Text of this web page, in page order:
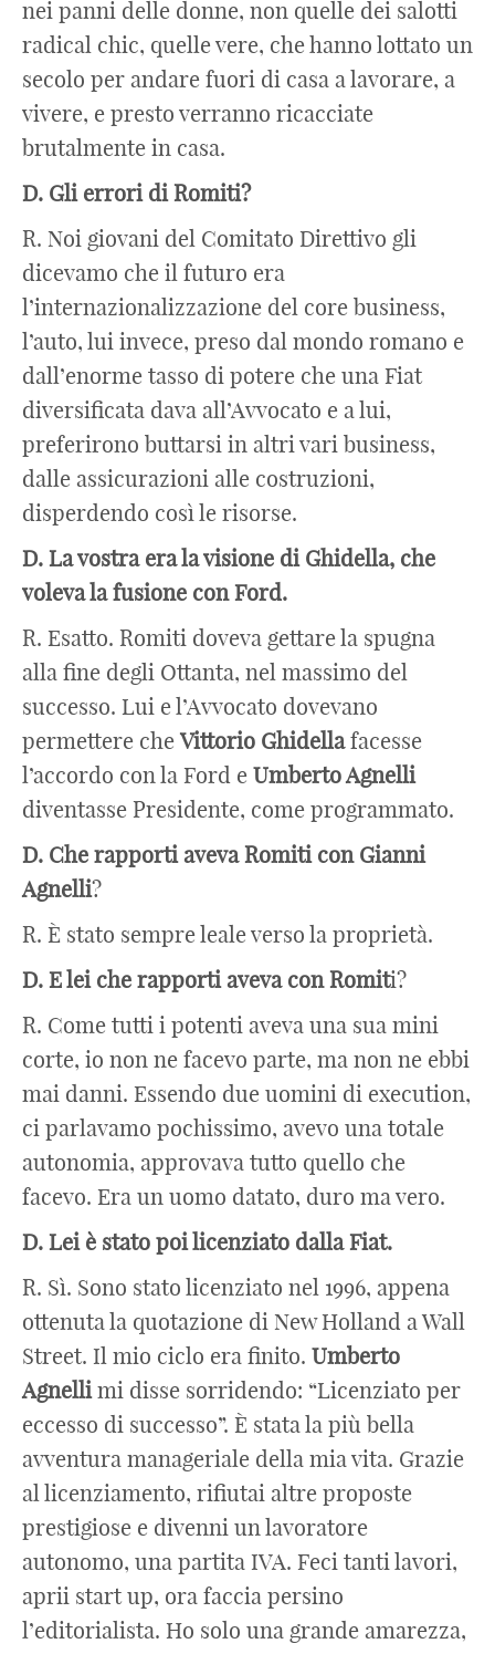
nei panni delle donne, non quelle dei salotti
radical chic, quelle vere, che hanno lottato un
secolo per andare fuori di casa a lavorare, a
vivere, e presto verranno ricacciate
brutalmente in casa.
D. Gli errori di Romiti?
R. Noi giovani del Comitato Direttivo gli
dicevamo che il futuro era
l’internazionalizzazione del core business,
l’auto, lui invece, preso dal mondo romano e
dall’enorme tasso di potere che una Fiat
diversificata dava all’Avvocato e a lui,
preferirono buttarsi in altri vari business,
dalle assicurazioni alle costruzioni,
disperdendo così le risorse.
D. La vostra era la visione di Ghidella, che
voleva la fusione con Ford.
R. Esatto. Romiti doveva gettare la spugna
alla fine degli Ottanta, nel massimo del
successo. Lui e l’Avvocato dovevano
permettere che Vittorio Ghidellafacesse
l’accordo con la Ford e Umberto Agnelli
diventasse Presidente, come programmato.
D. Che rapporti aveva Romiti con Gianni
Agnelli?
R. È stato sempre leale verso la proprietà.
D. E lei che rapporti aveva con Romiti?
R. Come tutti i potenti aveva una sua mini
corte, io non ne facevo parte, ma non ne ebbi
mai danni. Essendo due uomini di execution,
ci parlavamo pochissimo, avevo una totale
autonomia, approvava tutto quello che
facevo. Era un uomo datato, duro ma vero.
D. Lei è stato poi licenziato dalla Fiat.
R. Sì. Sono stato licenziato nel 1996, appena
ottenuta la quotazione di New Holland a Wall
Street. Il mio ciclo era finito. Umberto
Agnellimi disse sorridendo: “Licenziato per
eccesso di successo”. È stata la più bella
avventura manageriale della mia vita. Grazie
al licenziamento, rifiutai altre proposte
prestigiose e divenni un lavoratore
autonomo, una partita IVA. Feci tanti lavori,
aprii start up, ora faccia persino
l’editorialista. Ho solo una grande amarezza,